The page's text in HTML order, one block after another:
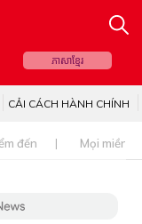
ភាសាខ្មែរ
CẢI CÁCH HÀNH CHÍNH
đến Mọi miền